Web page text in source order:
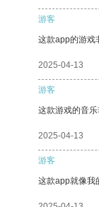
游客
这款app的游戏
2025-04-13
游客
这款游戏的音乐
2025-04-13
游客
这款app就像我